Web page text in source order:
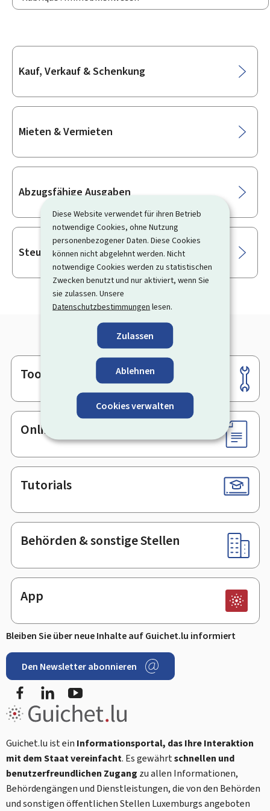
Diese Website verwendet für ihren Betrieb
notwendige Cookies, ohne Nutzung
personenbezogener Daten. Diese Cookies
können nicht abgelehnt werden. Nicht
notwendige Cookies werden zu statistischen
Zwecken benutzt und nur aktiviert, wenn Sie
sie zulassen. Unsere
Datenschutzbestimmungen lesen.
Zulassen
Ablehnen
Cookies verwalten
Unterrubriken
Kauf, Verkauf & Schenkung
Mieten & Vermieten
Abzugsfähige Ausgaben
Steuern & Abgaben & Wertzuwachs
Footer
Tools
Online-Dienste & Formulare
Tutorials
Behörden & sonstige Stellen
App
Bleiben Sie über neue Inhalte auf Guichet.lu informiert
Den Newsletter abonnieren
FacebookLinkedIn
Guichet.lu ist ein Informationsportal, das Ihre Interaktion
mit dem Staat vereinfacht. Es gewährtschnellen und
benutzerfreundlichen Zugang zu allen Informationen,
Behördengängen und Dienstleistungen, die von den Behörden
und sonstigen öffentlichen Stellen Luxemburgs angeboten